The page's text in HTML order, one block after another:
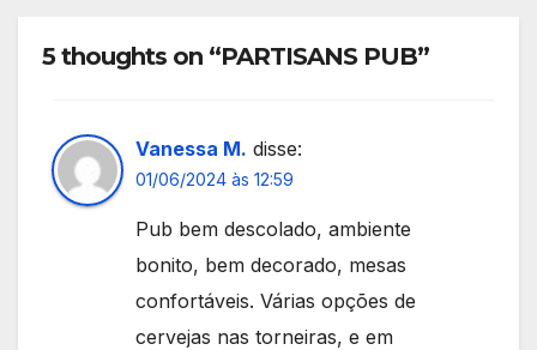
5 thoughts on “PARTISANS PUB”
Vanessa M. disse:
01/06/2024 às 12:59
Pub bem descolado, ambiente
bonito, bem decorado, mesas
confortáveis. Várias opções de
cervejas nas torneiras, e em